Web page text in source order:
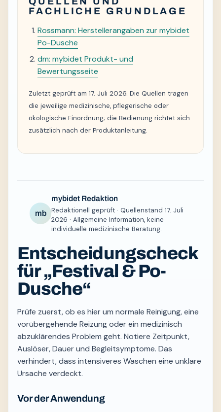
FACHLICHE GRUNDLAGE
Rossmann: Herstellerangaben zur mybidet
Po-Dusche
dm: mybidet Produkt- und
Bewertungsseite
Zuletzt geprüft am 17. Juli 2026. Die Quellen tragen
die jeweilige medizinische, pflegerische oder
ökologische Einordnung; die Bedienung richtet sich
zusätzlich nach der Produktanleitung.
mb
mybidet Redaktion
Redaktionell geprüft · Quellenstand 17. Juli
2026 · Allgemeine Information, keine
individuelle medizinische Beratung.
Entscheidungscheck
für „Festival & Po-
Dusche“
Prüfe zuerst, ob es hier um normale Reinigung, eine
vorübergehende Reizung oder ein medizinisch
abzuklärendes Problem geht. Notiere Zeitpunkt,
Auslöser, Dauer und Begleitsymptome. Das
verhindert, dass intensiveres Waschen eine unklare
Ursache verdeckt.
Vor der Anwendung